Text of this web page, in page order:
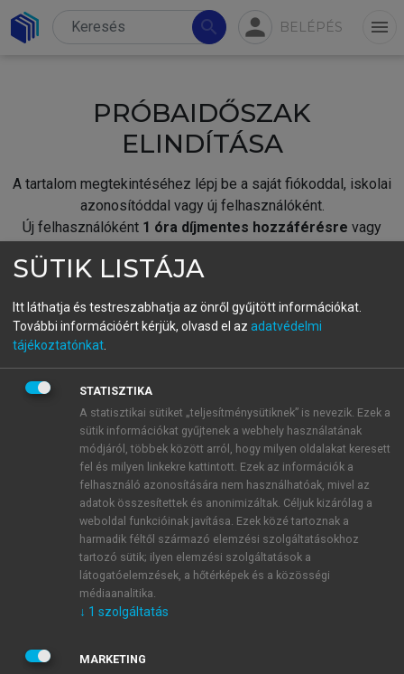
search person BELÉPÉS menu
PRÓBAIDŐSZAK
ELINDÍTÁSA
A tartalom megtekintéséhez lépj be a saját fiókoddal, iskolai
azonosítóddal vagy új felhasználóként.
Új felhasználóként 1 óra díjmentes hozzáférésre vagy
fiókoddal,vagy hozz létre új fiókot.
A regisztráció után apróbaidőszakautomatikusan
BELÉPÉS SAJÁT FIÓKKAL
ÚJ FIÓK LÉTREHOZÁSA
1 óra díjmentes hozzáférés
E-MAIL-CÍM
JELSZÓ
SÜTIK LISTÁJA
Itt láthatja és testreszabhatja az önről gyűjtött információkat.
További információért kérjük, olvasd el az adatvédelmi
tájékoztatónkat
STATISZTIKA
A statisztikai sütiket „teljesítménysütiknek” is nevezik. Ezek a
sütik információkat gyűjtenek a webhely használatának
módjáról, többek között arról, hogy milyen oldalakat keresett
fel és milyen linkekre kattintott. Ezek az információk a
felhasználó azonosítására nem használhatóak, mivel az
adatok összesítettek és anonimizáltak. Céljuk kizárólag a
weboldal funkcióinak javítása. Ezek közé tartoznak a
harmadik féltől származó elemzési szolgáltatásokhoz
tartozó sütik; ilyen elemzési szolgáltatások a
látogatóelemzések, a hőtérképek és a közösségi
médiaanalitika.
↓ 1 szolgáltatás
MARKETING